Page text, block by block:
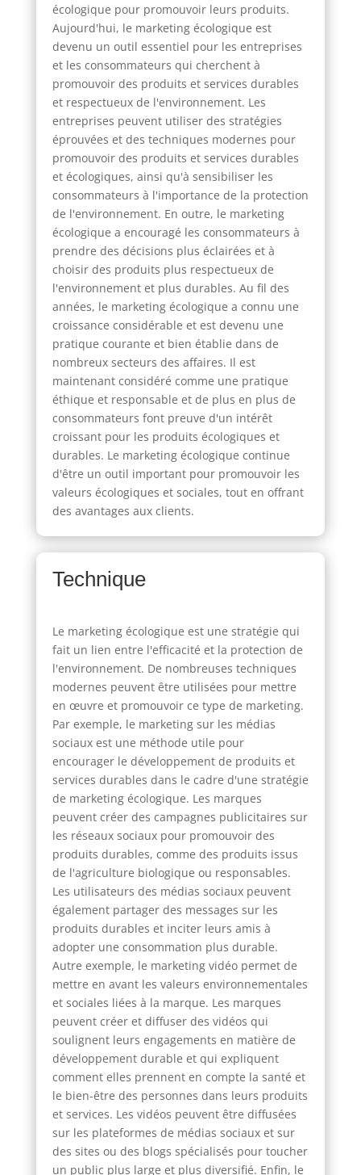
écologique pour promouvoir leurs produits.
Aujourd'hui, le marketing écologique est
devenu un outil essentiel pour les entreprises
et les consommateurs qui cherchent à
promouvoir des produits et services durables
et respectueux de l'environnement. Les
entreprises peuvent utiliser des stratégies
éprouvées et des techniques modernes pour
promouvoir des produits et services durables
et écologiques, ainsi qu'à sensibiliser les
consommateurs à l'importance de la protection
de l'environnement. En outre, le marketing
écologique a encouragé les consommateurs à
prendre des décisions plus éclairées et à
choisir des produits plus respectueux de
l'environnement et plus durables. Au fil des
années, le marketing écologique a connu une
croissance considérable et est devenu une
pratique courante et bien établie dans de
nombreux secteurs des affaires. Il est
maintenant considéré comme une pratique
éthique et responsable et de plus en plus de
consommateurs font preuve d'un intérêt
croissant pour les produits écologiques et
durables. Le marketing écologique continue
d'être un outil important pour promouvoir les
valeurs écologiques et sociales, tout en offrant
des avantages aux clients.
Technique
Le marketing écologique est une stratégie qui
fait un lien entre l'efficacité et la protection de
l'environnement. De nombreuses techniques
modernes peuvent être utilisées pour mettre
en œuvre et promouvoir ce type de marketing.
Par exemple, le marketing sur les médias
sociaux est une méthode utile pour
encourager le développement de produits et
services durables dans le cadre d'une stratégie
de marketing écologique. Les marques
peuvent créer des campagnes publicitaires sur
les réseaux sociaux pour promouvoir des
produits durables, comme des produits issus
de l'agriculture biologique ou responsables.
Les utilisateurs des médias sociaux peuvent
également partager des messages sur les
produits durables et inciter leurs amis à
adopter une consommation plus durable.
Autre exemple, le marketing vidéo permet de
mettre en avant les valeurs environnementales
et sociales liées à la marque. Les marques
peuvent créer et diffuser des vidéos qui
soulignent leurs engagements en matière de
développement durable et qui expliquent
comment elles prennent en compte la santé et
le bien-être des personnes dans leurs produits
et services. Les vidéos peuvent être diffusées
sur les plateformes de médias sociaux et sur
des sites ou des blogs spécialisés pour toucher
un public plus large et plus diversifié. Enfin, le